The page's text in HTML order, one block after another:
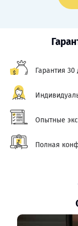
Гарантия 30
Опытные
Полная